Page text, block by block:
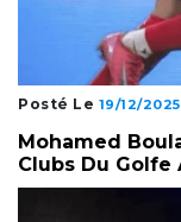
Posté Le 19/12/
Mohamed
Clubs Du Golfe